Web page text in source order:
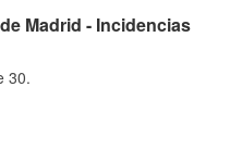
Madrid - Incidencias
30.